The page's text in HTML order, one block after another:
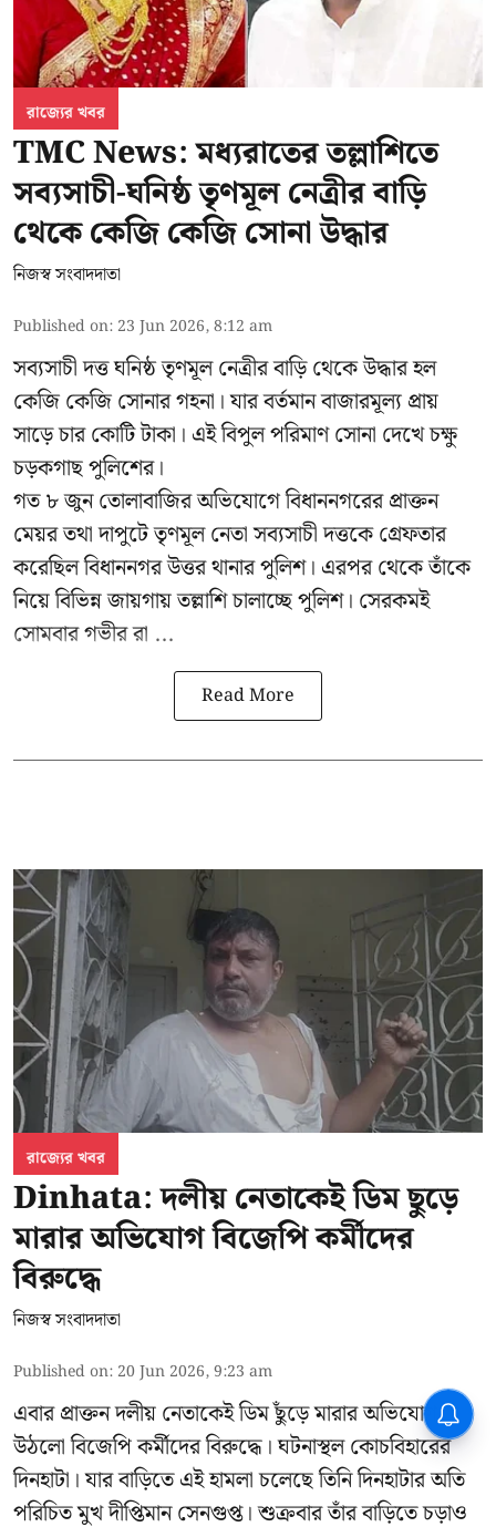
রাজ্যের খবর
TMC News: মধ্যরাতের তল্লাশিতে
সব্যসাচী-ঘনিষ্ঠ তৃণমূল নেত্রীর বাড়ি
থেকে কেজি কেজি সোনা উদ্ধার
নিজস্ব সংবাদদাতা
Published on: 23 Jun 2026, 8:12 am
সব্যসাচী দত্ত ঘনিষ্ঠ তৃণমূল নেত্রীর বাড়ি থেকে উদ্ধার হল
কেজি কেজি সোনার গহনা। যার বর্তমান বাজারমূল্য প্রায়
সাড়ে চার কোটি টাকা। এই বিপুল পরিমাণ সোনা দেখে চক্ষু
চড়কগাছ পুলিশের।
গত ৮ জুন তোলাবাজির অভিযোগে বিধাননগরের প্রাক্তন
মেয়র তথা দাপুটে তৃণমূল নেতা সব্যসাচী দত্তকে গ্রেফতার
করেছিল বিধাননগর উত্তর থানার পুলিশ। এরপর থেকে তাঁকে
নিয়ে বিভিন্ন জায়গায় তল্লাশি চালাচ্ছে পুলিশ। সেরকমই
সোমবার গভীর রা ...
Read More
রাজ্যের খবর
Dinhata: দলীয় নেতাকেই ডিম ছুড়ে
মারার অভিযোগ বিজেপি কর্মীদের
বিরুদ্ধে
নিজস্ব সংবাদদাতা
Published on: 20 Jun 2026, 9:23 am
এবার প্রাক্তন দলীয় নেতাকেই ডিম ছুঁড়ে মারার অভিযোগ
উঠলো বিজেপি কর্মীদের বিরুদ্ধে। ঘটনাস্থল কোচবিহারের
দিনহাটা। যার বাড়িতে এই হামলা চলেছে তিনি দিনহাটার অতি
পরিচিত মুখদীপ্তিমান সেনগুপ্ত।শুক্রবার তাঁর বাড়িতে চড়াও